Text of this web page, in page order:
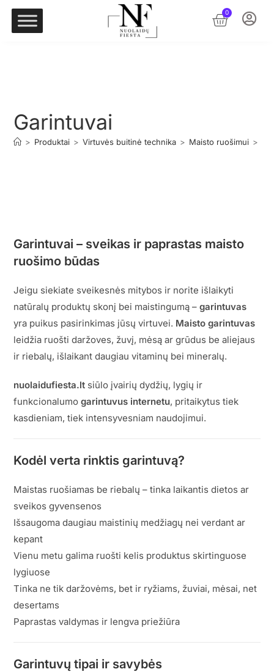
0
Garintuvai
> Produktai > Virtuvės buitinė technika > Maisto ruošimui >
Garintuvai – sveikas ir paprastas maisto
ruošimo būdas
Jeigu siekiate sveikesnės mitybos ir norite išlaikyti
natūralų produktų skonį bei maistingumą –garintuvas
yra puikus pasirinkimas jūsų virtuvei. Maisto garintuvas
leidžia ruošti daržoves, žuvį, mėsą ar grūdus be aliejaus
ir riebalų, išlaikant daugiau vitaminų bei mineralų.
nuolaidufiesta.lt siūlo įvairių dydžių, lygių ir
funkcionalumogarintuvus internetu, pritaikytus tiek
kasdieniam, tiek intensyvesniam naudojimui.
Kodėl verta rinktis garintuvą?
Maistas ruošiamas be riebalų – tinka laikantis dietos ar
sveikos gyvensenos
Išsaugoma daugiau maistinių medžiagų nei verdant ar
kepant
Vienu metu galima ruošti kelis produktus skirtinguose
lygiuose
Tinka ne tik daržovėms, bet ir ryžiams, žuviai, mėsai, net
desertams
Paprastas valdymas ir lengva priežiūra
Garintuvų tipai ir savybės